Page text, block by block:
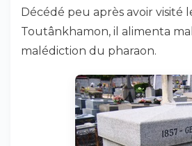
Décédé peu après avoir visité
Toutânkhamon, il alimenta
malédiction du pharaon.